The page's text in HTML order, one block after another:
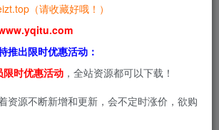
行了压缩和水印，原图无压缩，无本站水
新增2套，共47套
（请收藏好哦！）
推出限时优惠活动：
限时优惠活动 ，全站资源都可以下载！
资源不断新增和更新，会不定时涨价，欲购